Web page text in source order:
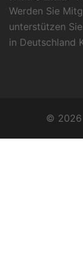
Werden Sie
unterstützen
in Deutschland
© 2026